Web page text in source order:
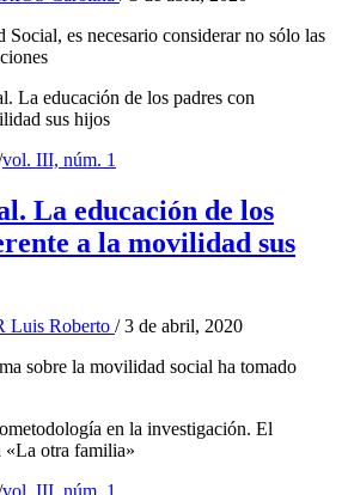
es necesario considerar no sólo las
vol. III, núm. 1
La educación de los
a la movilidad sus
Roberto / 3 de abril, 2020
sobre la movilidad social ha tomado
vol. III, núm. 1